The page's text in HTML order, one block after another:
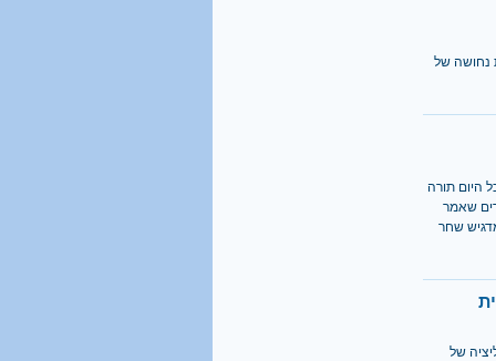
נחושה של
היום תורה
שאמר
שחר
של